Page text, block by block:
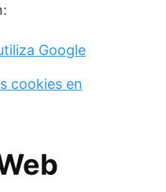
Google
cookies en